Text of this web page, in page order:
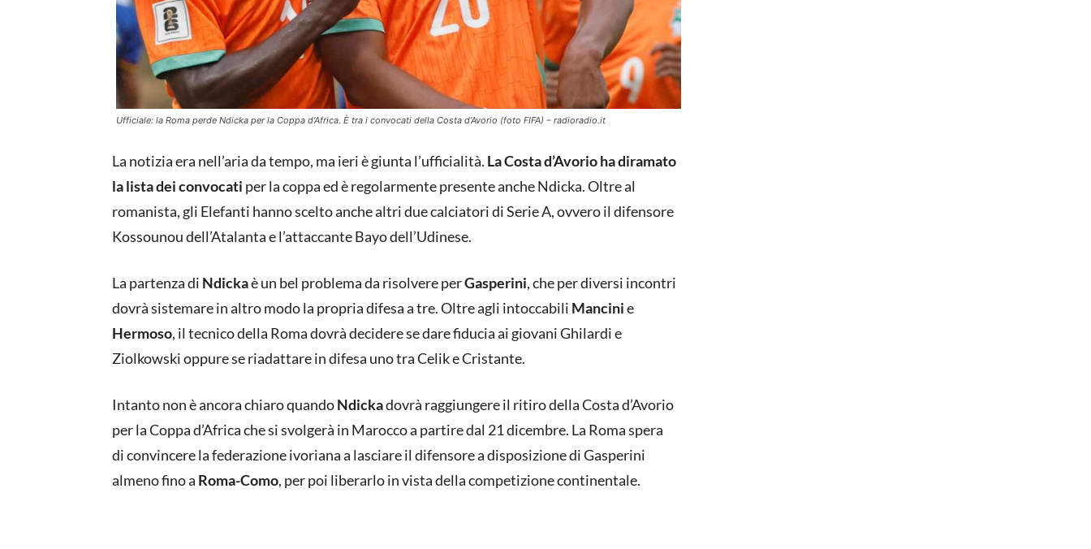
Ufficiale: la Roma perde Ndicka per la Coppa d’Africa. È tra i convocati della Costa d’Avorio (foto FIFA) – radioradio.it
La notizia era nell’aria da tempo, ma ieri è giunta l’ufficialità. La Costa d’Avorio ha diramato
la lista dei convocati per la coppa ed è regolarmente presente anche Ndicka. Oltre al
romanista, gli Elefanti hanno scelto anche altri due calciatori di Serie A, ovvero il difensore
Kossounou dell’Atalanta e l’attaccante Bayo dell’Udinese.
La partenza di Ndickaè un bel problema da risolvere perGasperini, che per diversi incontri
dovrà sistemare in altro modo la propria difesa a tre. Oltre agli intoccabili Mancinie
Hermoso, il tecnico della Roma dovrà decidere se dare fiducia ai giovani Ghilardi e
Ziolkowski oppure se riadattare in difesa uno tra Celik e Cristante.
Intanto non è ancora chiaro quandoNdickadovrà raggiungere il ritiro della Costa d’Avorio
per la Coppa d’Africa che si svolgerà in Marocco a partire dal 21 dicembre. La Roma spera
di convincere la federazione ivoriana a lasciare il difensore a disposizione di Gasperini
almeno fino a Roma-Como, per poi liberarlo in vista della competizione continentale.